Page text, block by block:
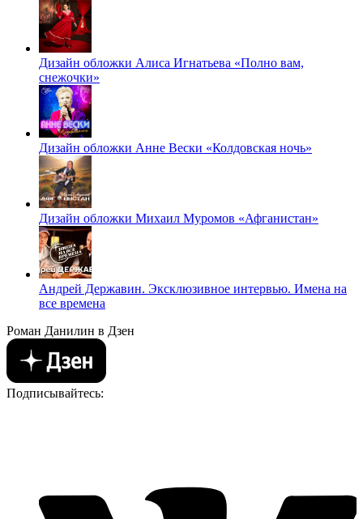
Дизайн обложки Алиса Игнатьева «Полно вам,
снежочки»
Дизайн обложки Анне Вески «Колдовская ночь»
Дизайн обложки Михаил Муромов «Афганистан»
Андрей Державин. Эксклюзивное интервью. Имена на
все времена
Роман Данилин в Дзен
Подписывайтесь: